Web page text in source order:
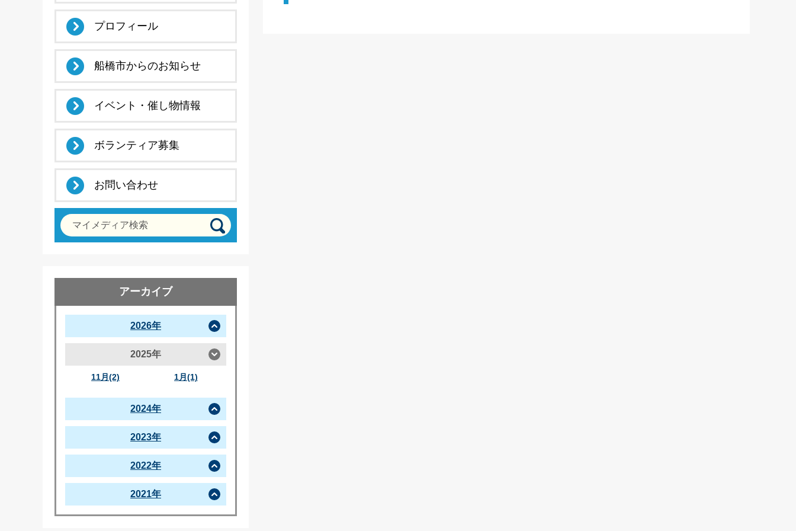
プロフィール
船橋市からのお知らせ
イベント・催し物情報
ボランティア募集
お問い合わせ
マイメディア検索
アーカイブ
2026年
2025年
11月(2) 1月(1)
2024年
2023年
2022年
2021年